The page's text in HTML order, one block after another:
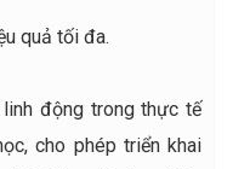
quả tối đa.
động trong thực tế
cho phép triển khai